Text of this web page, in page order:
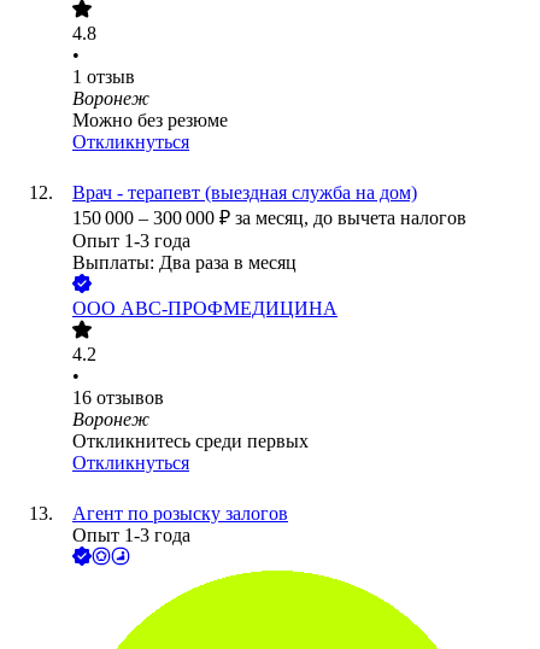
4.8
•
1 отзыв
Воронеж
Можно без резюме
Откликнуться
Врач - терапевт (выездная служба на дом)
150 000 – 300 000 ₽ за месяц, до вычета налогов
Опыт 1-3 года
Выплаты: Два раза в месяц
ООО АВС-ПРОФМЕДИЦИНА
4.2
•
16 отзывов
Воронеж
Откликнитесь среди первых
Откликнуться
Агент по розыску залогов
Опыт 1-3 года